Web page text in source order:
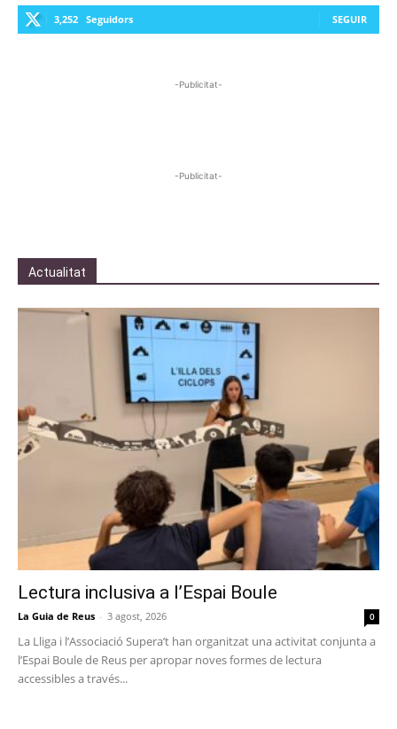
3,252 Seguidors SEGUIR
-Publicitat-
-Publicitat-
Actualitat
Lectura inclusiva a l’Espai Boule
La Guia de Reus - 3 agost, 2026 0
La Lliga i l’Associació Supera’t han organitzat una activitat conjunta a
l’Espai Boule de Reus per apropar noves formes de lectura
accessibles a través...